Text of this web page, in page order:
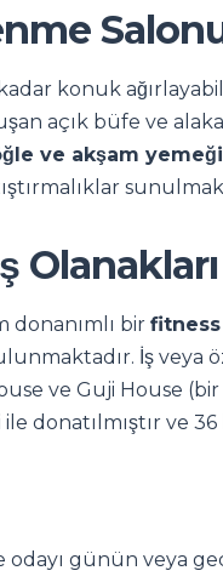
konuk
açık büfe ve
ve akşam yemeği
Olanakları
donanımlı bir
İş veya
ve Guji House
donatılmıştır ve
odayı günün veya